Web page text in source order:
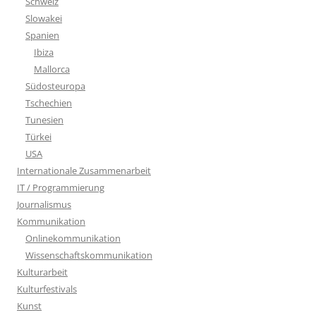
Slowakei
Spanien
Ibiza
Mallorca
Südosteuropa
Tschechien
Tunesien
Türkei
USA
Internationale Zusammenarbeit
IT / Programmierung
Journalismus
Kommunikation
Onlinekommunikation
Wissenschaftskommunikation
Kulturarbeit
Kulturfestivals
Kunst